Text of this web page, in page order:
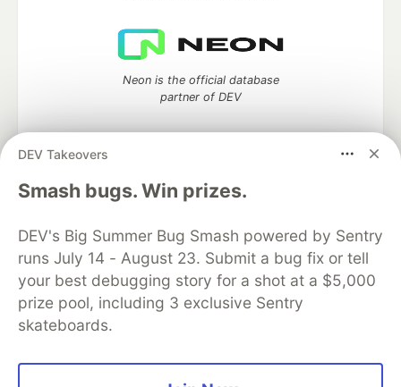
DEV Takeovers
Smash bugs. Win prizes.
DEV's Big Summer Bug Smash powered by Sentry
runs July 14 - August 23. Submit a bug fix or tell
your best debugging story for a shot at a $5,000
prize pool, including 3 exclusive Sentry
skateboards.
Neon is the official database
partner of DEV
Algolia is the official search partner
of DEV
DEV Community— A space to discuss and keep up software
development and manage your software career
Home
Organization Accounts
DEV Showcase About
Contact
Free Postgres Database